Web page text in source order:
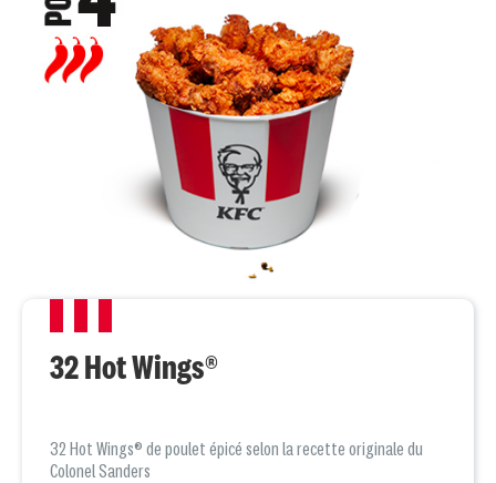
32 Hot Wings®
32 Hot Wings® de poulet épicé selon la recette originale du
Colonel Sanders